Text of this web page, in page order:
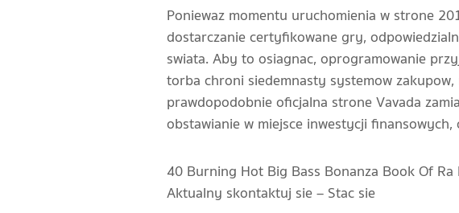
Poniewaz momentu uruchomienia w strone
dostarczanie certyfikowane gry,
swiata. Aby to osiagnac, oprogramowanie
torba chroni siedemnasty systemow
prawdopodobnie oficjalna strone Vavada
obstawianie w miejsce inwestycji
40 Burning Hot Big Bass Bonanza Book Of
Aktualny skontaktuj sie – Stac sie